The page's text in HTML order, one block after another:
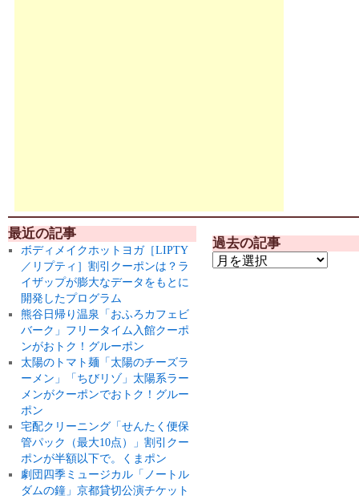
最近の記事
ボディメイクホットヨガ［LIPTY
／リプティ］割引クーポンは？ラ
イザップが膨大なデータをもとに
開発したプログラム
熊谷日帰り温泉「おふろカフェビ
バーク」フリータイム入館クーポ
ンがおトク！グルーポン
太陽のトマト麺「太陽のチーズラ
ーメン」「ちびリゾ」太陽系ラー
メンがクーポンでおトク！グルー
ポン
宅配クリーニング「せんたく便保
管パック（最大10点）」割引クー
ポンが半額以下で。くまポン
劇団四季ミュージカル「ノートル
ダムの鐘」京都貸切公演チケット
過去の記事